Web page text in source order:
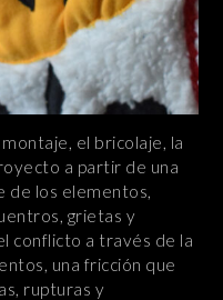
el bricolaje, la
a partir de una
de los elementos,
grietas y
conflicto a través de la
una fricción que
rupturas y